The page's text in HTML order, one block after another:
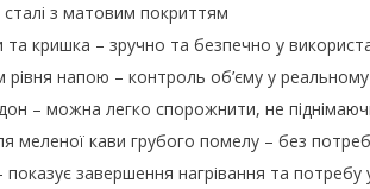
з матовим покриттям
та кришка – зручно та безпечно у
рівня напою – контроль об’єму у реальному
– можна легко спорожнити, не
меленої кави грубого помелу – без
показує завершення нагрівання та потребу